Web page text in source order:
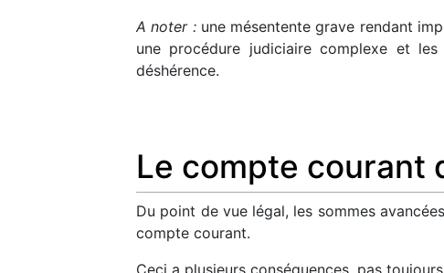
A noter :une mésentente grave rendant
une procédure judiciaire complexe et
déshérence.
Le compte courant
Du point de vue légal, les sommes
compte courant.